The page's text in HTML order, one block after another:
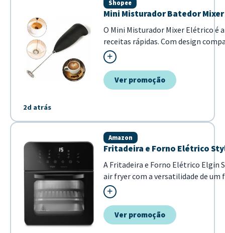
2d atrás
Mini Misturador Batedor
Shopee
O Mini Misturador Mixer Elétrico é
receitas rápidas. Com design
mistura homogênea de ovos. -
Ver promoção
Fritadeira e Forno Elétrico
Amazon
A Fritadeira e Forno Elétrico Elgin
air fryer com a versatilidade de um
moderno, este modelo 3 em 1 é a
completas com mais saúde e
Ver promoção